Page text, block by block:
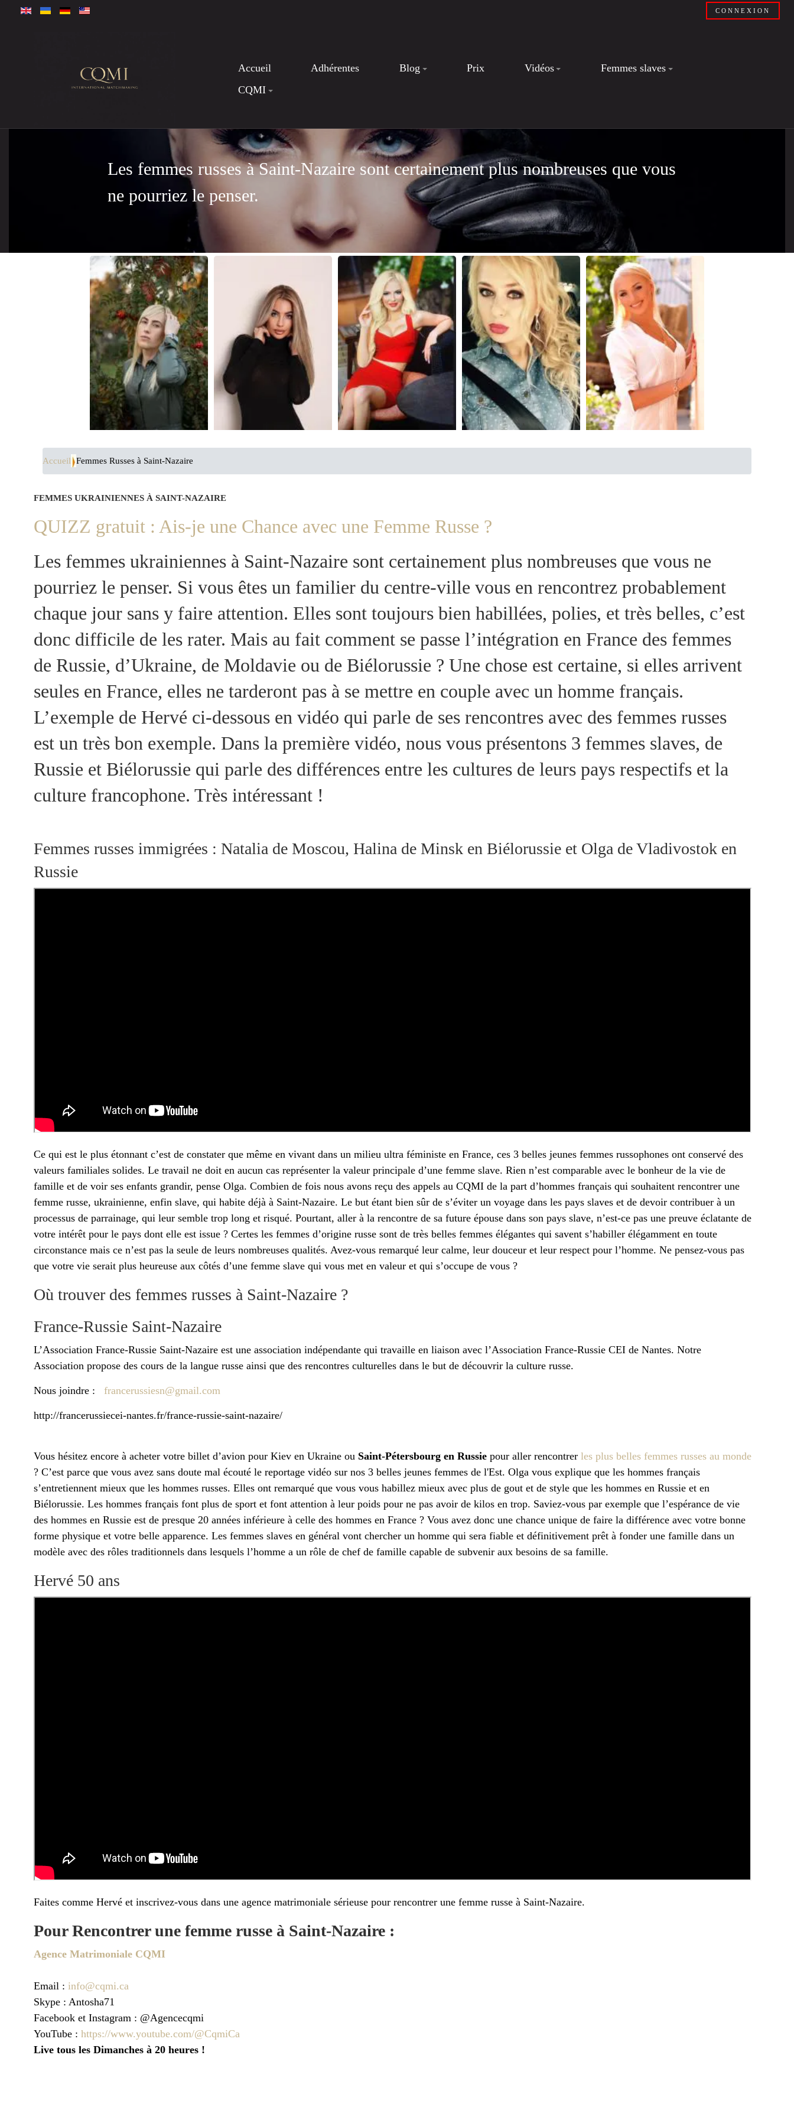
CONNEXION
Accueil Adhérentes Blog Prix Vidéos
Femmes slaves
CQMI
Les femmes russes à Saint-Nazaire sont certainement plus nombreuses que vous
ne pourriez le penser.
Accueil Femmes Russes à Saint-Nazaire
FEMMES UKRAINIENNES À SAINT-NAZAIRE
QUIZZ gratuit : Ais-je une Chance avec une Femme Russe ?
Les femmes ukrainiennes à Saint-Nazaire sont certainement plus nombreuses que vous ne
pourriez le penser. Si vous êtes un familier du centre-ville vous en rencontrez probablement
chaque jour sans y faire attention. Elles sont toujours bien habillées, polies, et très belles, c’est
donc difficile de les rater. Mais au fait comment se passe l’intégration en France des femmes
de Russie, d’Ukraine, de Moldavie ou de Biélorussie ? Une chose est certaine, si elles arrivent
seules en France, elles ne tarderont pas à se mettre en couple avec un homme français.
L’exemple de Hervé ci-dessous en vidéo qui parle de ses rencontres avec des femmes russes
est un très bon exemple. Dans la première vidéo, nous vous présentons 3 femmes slaves, de
Russie et Biélorussie qui parle des différences entre les cultures de leurs pays respectifs et la
culture francophone. Très intéressant !
Femmes russes immigrées : Natalia de Moscou, Halina de Minsk en Biélorussie et Olga de Vladivostok en
Russie
Ce qui est le plus étonnant c’est de constater que même en vivant dans un milieu ultra féministe en France, ces 3 belles jeunes femmes russophones ont conservé des
valeurs familiales solides. Le travail ne doit en aucun cas représenter la valeur principale d’une femme slave. Rien n’est comparable avec le bonheur de la vie de
famille et de voir ses enfants grandir, pense Olga. Combien de fois nous avons reçu des appels au CQMI de la part d’hommes français qui souhaitent rencontrer une
femme russe, ukrainienne, enfin slave, qui habite déjà à Saint-Nazaire. Le but étant bien sûr de s’éviter un voyage dans les pays slaves et de devoir contribuer à un
processus de parrainage, qui leur semble trop long et risqué. Pourtant, aller à la rencontre de sa future épouse dans son pays slave, n’est-ce pas une preuve éclatante de
votre intérêt pour le pays dont elle est issue ? Certes les femmes d’origine russe sont de très belles femmes élégantes qui savent s’habiller élégamment en toute
circonstance mais ce n’est pas la seule de leurs nombreuses qualités. Avez-vous remarqué leur calme, leur douceur et leur respect pour l’homme. Ne pensez-vous pas
que votre vie serait plus heureuse aux côtés d’une femme slave qui vous met en valeur et qui s’occupe de vous ?
Où trouver des femmes russes à Saint-Nazaire ?
France-Russie Saint-Nazaire
L’Association France-Russie Saint-Nazaire est une association indépendante qui travaille en liaison avec l’Association France-Russie CEI de Nantes. Notre
Association propose des cours de la langue russe ainsi que des rencontres culturelles dans le but de découvrir la culture russe.
Nous joindre : francerussiesn@gmail.com
http://francerussiecei-nantes.fr/france-russie-saint-nazaire/
Vous hésitez encore à acheter votre billet d’avion pour Kiev en Ukraine ou Saint-Pétersbourg en Russie pour aller rencontrer les plus belles femmes russes au monde
? C’est parce que vous avez sans doute mal écouté le reportage vidéo sur nos 3 belles jeunes femmes de l'Est. Olga vous explique que les hommes français
s’entretiennent mieux que les hommes russes. Elles ont remarqué que vous vous habillez mieux avec plus de gout et de style que les hommes en Russie et en
Biélorussie. Les hommes français font plus de sport et font attention à leur poids pour ne pas avoir de kilos en trop. Saviez-vous par exemple que l’espérance de vie
des hommes en Russie est de presque 20 années inférieure à celle des hommes en France ? Vous avez donc une chance unique de faire la différence avec votre bonne
forme physique et votre belle apparence. Les femmes slaves en général vont chercher un homme qui sera fiable et définitivement prêt à fonder une famille dans un
modèle avec des rôles traditionnels dans lesquels l’homme a un rôle de chef de famille capable de subvenir aux besoins de sa famille.
Hervé 50 ans
Faites comme Hervé et inscrivez-vous dans une agence matrimoniale sérieuse pour rencontrer une femme russe à Saint-Nazaire.
Pour Rencontrer une femme russe à Saint-Nazaire :
Agence Matrimoniale CQMI
Email : info@cqmi.ca
Skype : Antosha71
Facebook et Instagram : @Agencecqmi
YouTube : https://www.youtube.com/@CqmiCa
Live tous les Dimanches à 20 heures !